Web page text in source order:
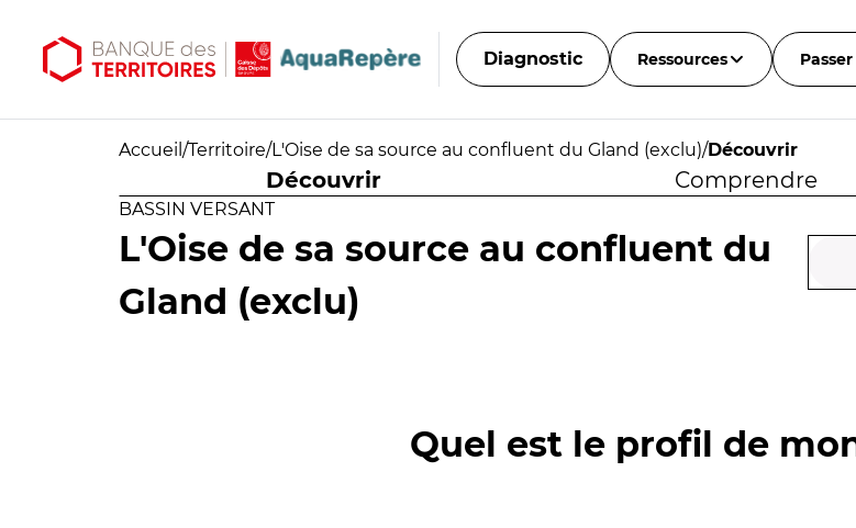
Diagnostic Ressources
Accueil /Territoire/L'Oise de sa source au confluent du Gland (exclu)/Découvrir
Découvrir Comprendre
BASSIN VERSANT
L'Oise de sa source au confluent du
Gland (exclu)
Quel est le profil de